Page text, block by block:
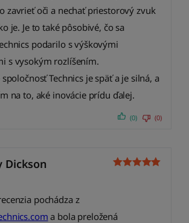
zavrieť oči a nechať priestorový zvuk
je. Je to také pôsobivé, čo sa
podarilo s výškovými
s vysokým rozlíšením.
spoločnosť Technics je späť a je silná, a
na to, aké inovácie prídu ďalej.
(0) (0)
Dickson
pochádza z
a bola preložená